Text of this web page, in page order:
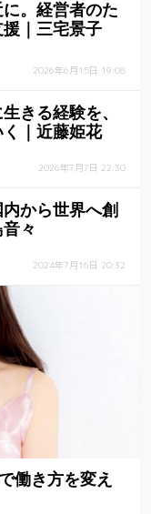
。経営者のた
｜三宅景子
2026年6月15日 19:08
きる経験を、
｜近藤姫花
2026年7月7日 22:30
から世界へ創
々
2024年7月16日 20:32
働き方を変え